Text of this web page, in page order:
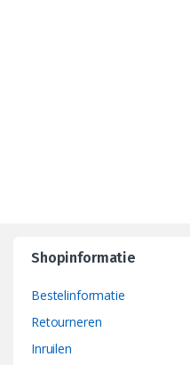
Shopinformatie
Bestelinformatie
Retourneren
Inruilen